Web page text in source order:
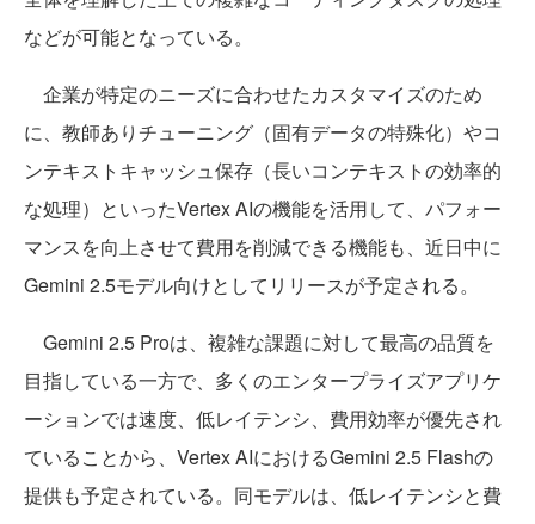
などが可能となっている。
企業が特定のニーズに合わせたカスタマイズのため
に、教師ありチューニング（固有データの特殊化）やコ
ンテキストキャッシュ保存（長いコンテキストの効率的
な処理）といったVertex AIの機能を活用して、パフォー
マンスを向上させて費用を削減できる機能も、近日中に
Gemini 2.5モデル向けとしてリリースが予定される。
Gemini 2.5 Proは、複雑な課題に対して最高の品質を
目指している一方で、多くのエンタープライズアプリケ
ーションでは速度、低レイテンシ、費用効率が優先され
ていることから、Vertex AIにおけるGemini 2.5 Flashの
提供も予定されている。同モデルは、低レイテンシと費